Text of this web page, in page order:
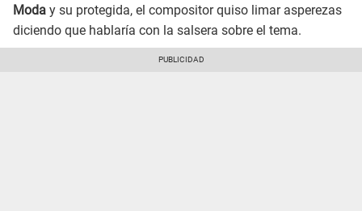
Moda y su protegida, el compositor quiso limar asperezas
diciendo que hablaría con la salsera sobre el tema.